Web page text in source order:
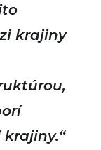
krajiny